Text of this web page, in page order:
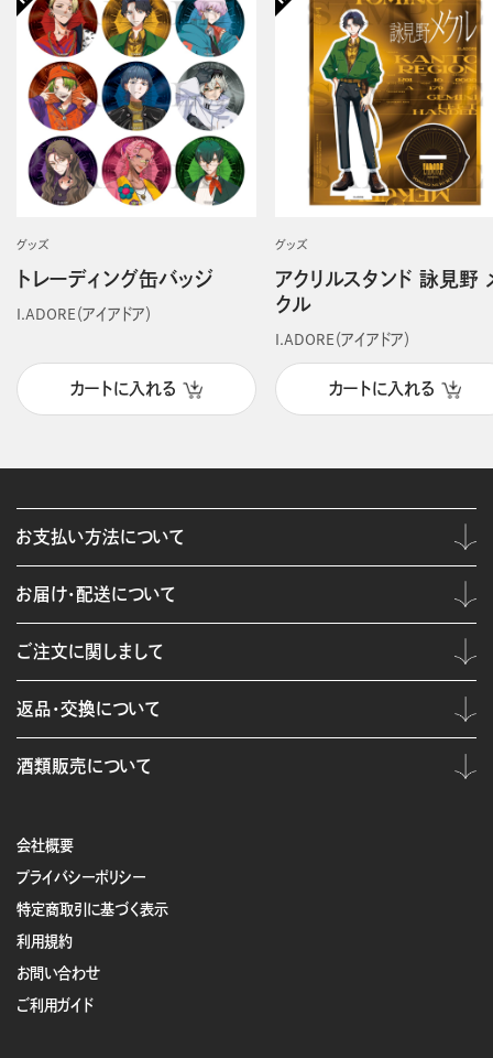
グッズ
トレーディング缶バッジ
I.ADORE（アイアドア）
カートに入れる
グッズ
アクリルスタンド 詠見野
クル
I.ADORE（アイアドア）
カートに入れる
会社概要
プライバシーポリシー
特定商取引に基づく表示
利用規約
お問い合わせ
ご利用ガイド
お支払い方法について
お届け・配送について
ご注文に関しまして
返品・交換について
酒類販売について